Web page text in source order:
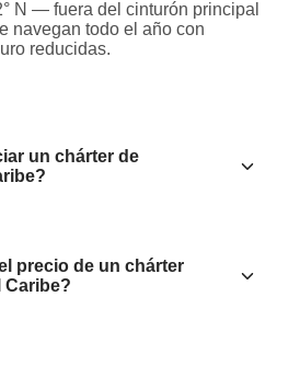
N — fuera del cinturón principal
navegan todo el año con
reducidas.
un chárter de
precio de un chárter
Caribe?